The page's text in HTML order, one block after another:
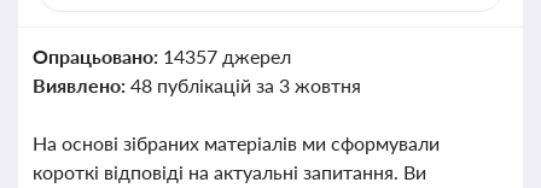
Опрацьовано: 14357 джерел
Виявлено: 48 публікацій за 3 жовтня
На основі зібраних матеріалів ми сформували
короткі відповіді на актуальні запитання. Ви